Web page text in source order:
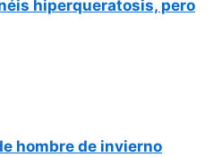
hiperqueratosis, pero
hombre de invierno